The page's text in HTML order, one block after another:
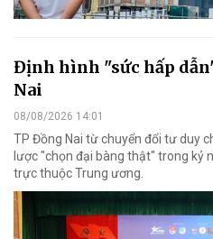
Định hình "sức hấp
Nai
08/08/2026 14:01
TP Đồng Nai từ chuyển đổi tư duy
lược "chọn đại bàng thật" trong kỷ
trực thuộc Trung ương.